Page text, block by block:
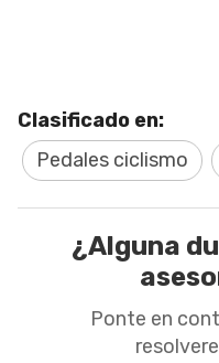
Clasificado en:
Pedales ciclismo
¿Alguna
Ponte en